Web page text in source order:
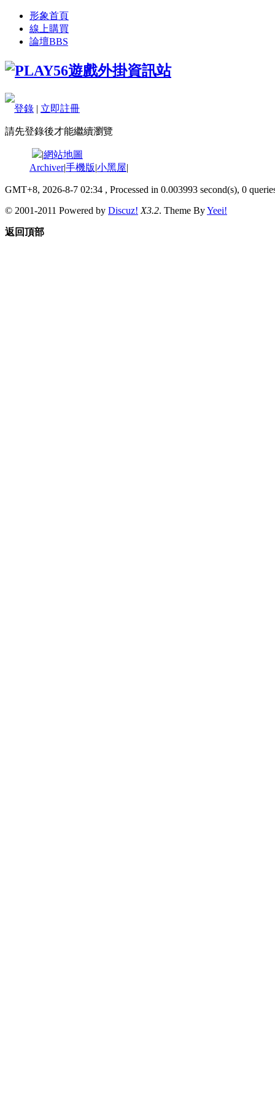
形象首頁
線上購買
論壇BBS
登錄 | 立即註冊
請先登錄後才能繼續瀏覽
|網站地圖
Archiver|手機版|小黑屋|
GMT+8, 2026-8-7 02:34 , Processed in 0.003993 second(s), 0
© 2001-2011 Powered by Discuz! X3.2. Theme ByYeei!
返回頂部